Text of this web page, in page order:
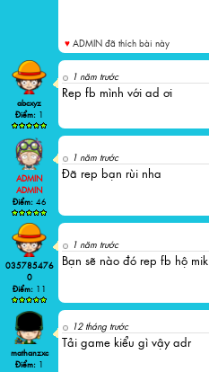
♥ ADMIN đã thích bài này
abcxyz
Điểm:1
1 năm trước
Rep fb mình với ad ơi
ADMIN
ADMIN
Điểm:46
1 năm trước
Đã rep bạn rùi nha
035785476
0
Điểm:11
1 năm trước
Bạn sẽ nào đó rep fb hộ mik
mathanzxc
Điểm:1
12 tháng trước
Tải game kiểu gì vậy adr